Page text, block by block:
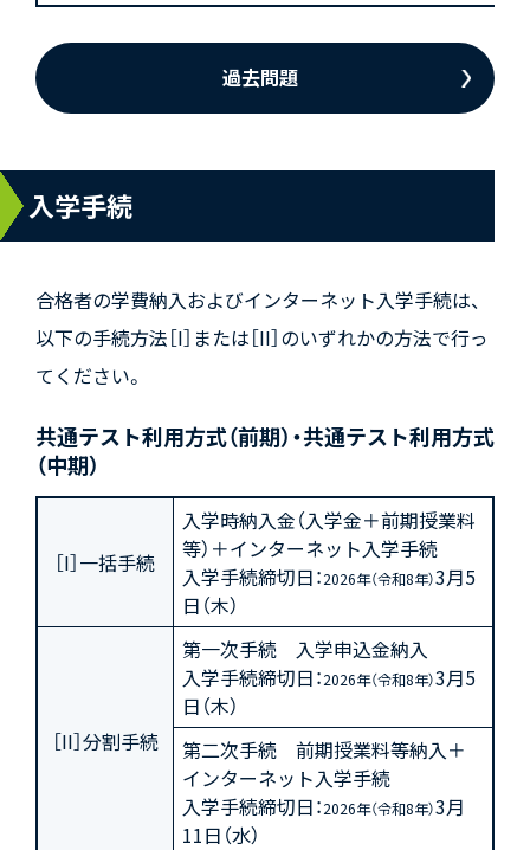
過去問題
入学手続
合格者の学費納入およびインターネット入学手続は、
以下の手続方法［I］または［II］のいずれかの方法で行っ
てください。
共通テスト利用方式（前期）・共通テスト利用方式
（中期）
［I］一括手続
入学時納入金（入学金＋前期授業料
等）＋インターネット入学手続
入学手続締切日：2026年（令和8年）3月5
日（木）
［II］分割手続
第一次手続 入学申込金納入
入学手続締切日：2026年（令和8年）3月5
日（木）
第二次手続 前期授業料等納入＋
インターネット入学手続
入学手続締切日：2026年（令和8年）3月
11日（水）